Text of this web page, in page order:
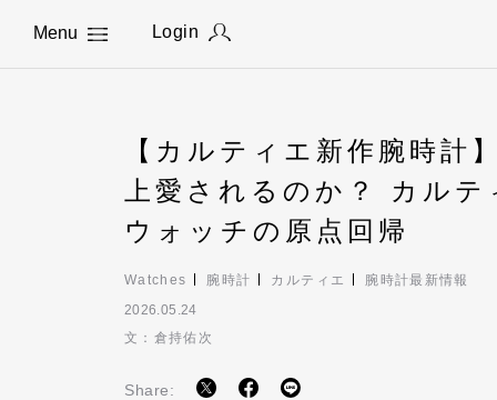
Menu Login
Close
【カルティエ新作腕時計
上愛されるのか？ カル
ウォッチの原点回帰
Watches 腕時計 カルティエ
腕時計最新情報
2026.05.24
文：倉持佑次
Share: